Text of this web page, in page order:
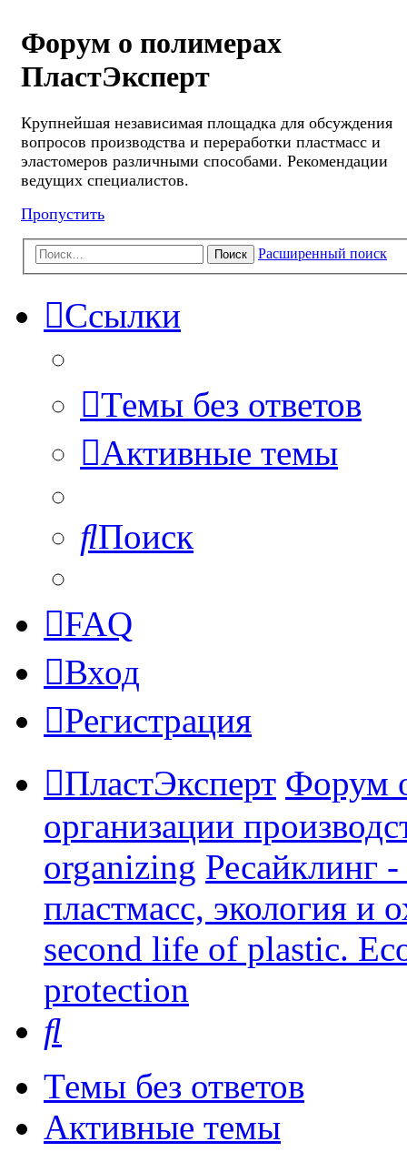
Форум о полимерах
ПластЭксперт
Крупнейшая независимая площадка для обсуждения
вопросов производства и переработки пластмасс и
эластомеров различными способами. Рекомендации
ведущих специалистов.
Пропустить
Поиск Расширенный поиск
Ссылки
Темы без ответов
Активные темы
Поиск
FAQ
Вход
Регистрация
ПластЭксперт Форум
организации
organizing Ресайклинг
пластмасс, экология и
second life of plastic.
protection
Темы без ответов
Активные темы